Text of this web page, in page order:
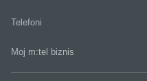
Telefoni
Moj m:tel biznis